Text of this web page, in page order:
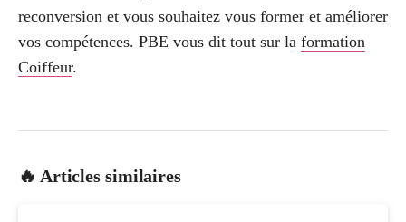
reconversion et vous souhaitez vous former et améliorer
vos compétences. PBE vous dit tout sur la formation
Coiffeur.
🔥 Articles similaires